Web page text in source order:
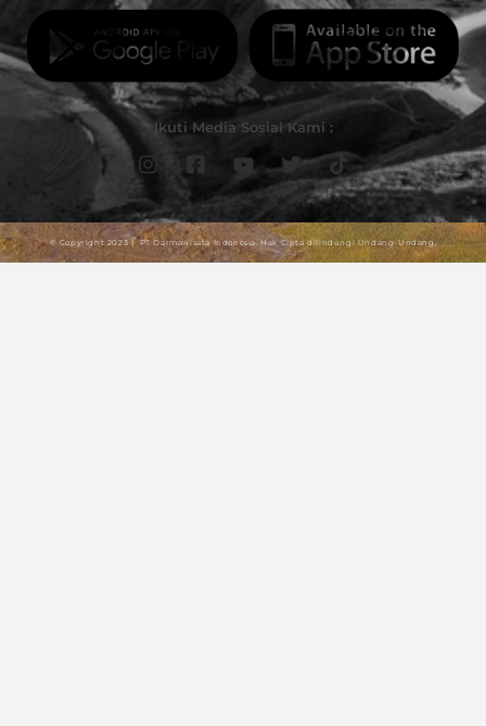
Ikuti Media Sosial Kami :
© Copyright 2023 | PT Darmawisata Indonesia. Hak Cipta dilindungi Undang-Undang.